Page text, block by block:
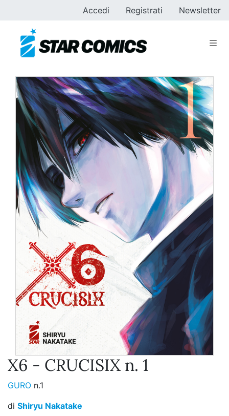
Accedi Registrati Newsletter
X6 - CRUCISIX n. 1
GURO n.1
di Shiryu Nakatake